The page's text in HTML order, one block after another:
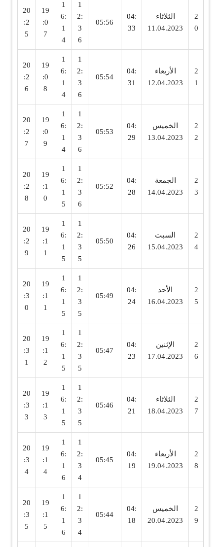
2
0
الثلاثاء
11.04.2023
04:
33
05:56
1
2:
3
6
1
6:
1
4
19
:0
7
20
:2
5
2
1
الأربعاء
12.04.2023
04:
31
05:54
1
2:
3
6
1
6:
1
4
19
:0
8
20
:2
6
2
2
الخميس
13.04.2023
04:
29
05:53
1
2:
3
6
1
6:
1
4
19
:0
9
20
:2
7
2
3
الجمعة
14.04.2023
04:
28
05:52
1
2:
3
6
1
6:
1
5
19
:1
0
20
:2
8
2
4
السبت
15.04.2023
04:
26
05:50
1
2:
3
5
1
6:
1
5
19
:1
1
20
:2
9
2
5
الأحد
16.04.2023
04:
24
05:49
1
2:
3
5
1
6:
1
5
19
:1
1
20
:3
0
2
6
الإثنين
17.04.2023
04:
23
05:47
1
2:
3
5
1
6:
1
5
19
:1
2
20
:3
1
2
7
الثلاثاء
18.04.2023
04:
21
05:46
1
2:
3
5
1
6:
1
5
19
:1
3
20
:3
3
2
8
الأربعاء
19.04.2023
04:
19
05:45
1
2:
3
4
1
6:
1
6
19
:1
4
20
:3
4
2
9
الخميس
20.04.2023
04:
18
05:44
1
2:
3
4
1
6:
1
6
19
:1
5
20
:3
5